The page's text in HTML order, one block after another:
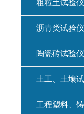
粗粒土试验
沥青类试验
陶瓷砖试验
土工、土壤
工程塑料、